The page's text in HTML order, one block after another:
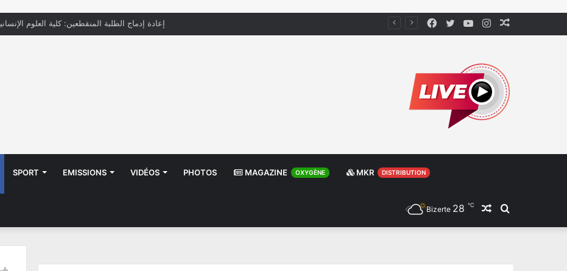
إعادة إدماج الطلبة المنقطعين: كلية العلوم Instagram
YouTube
Twitter
Facebook
SPORT EMISSIONS VIDÉOS PHOTOS MAGAZINE OXYGÈNE MKR DISTRIBUTION
Rechercher
Article
Bizerte 28 ℃